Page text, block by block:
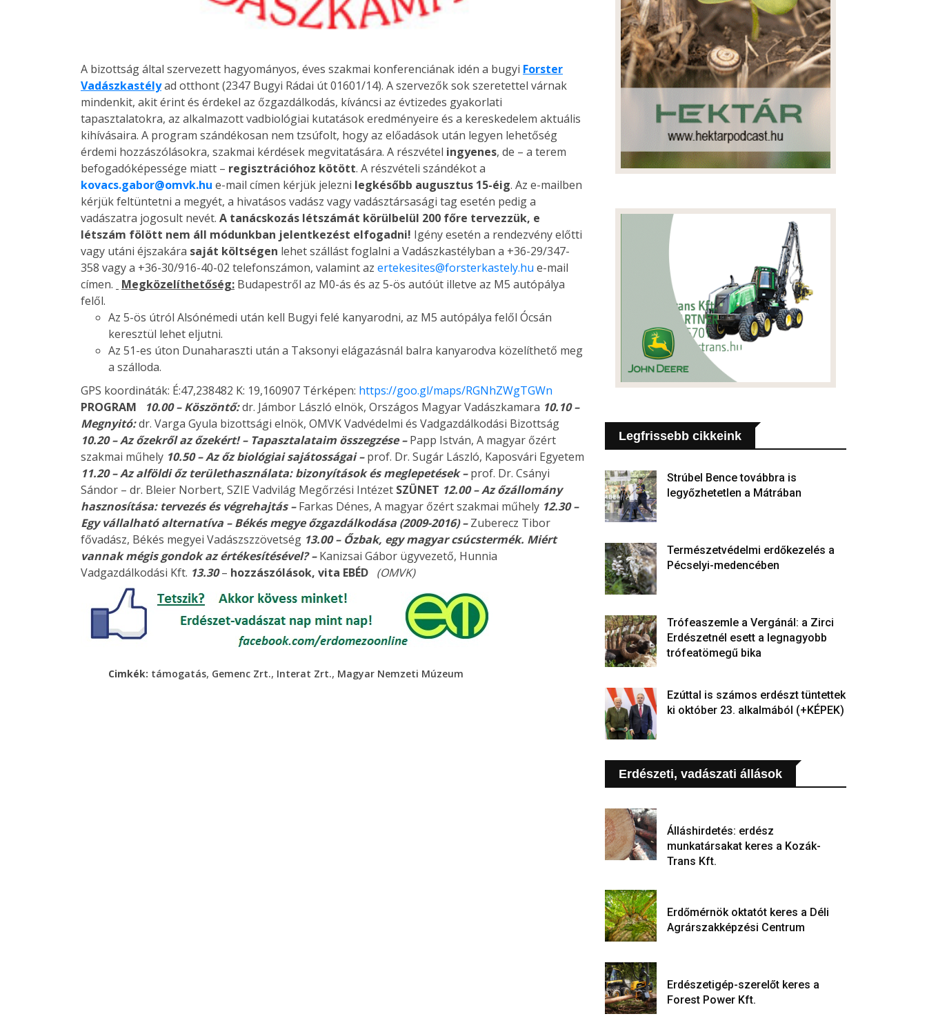
A bizottság által szervezett hagyományos, éves szakmai konferenciának idén a bugyi Forster
Vadászkastélyad otthont (2347 Bugyi Rádai út 01601/14). A szervezők sok szeretettel várnak
mindenkit, akit érint és érdekel az őzgazdálkodás, kíváncsi az évtizedes gyakorlati
tapasztalatokra, az alkalmazott vadbiológiai kutatások eredményeire és a kereskedelem aktuális
kihívásaira. A program szándékosan nem tzsúfolt, hogy az előadások után legyen lehetőség
érdemi hozzászólásokra, szakmai kérdések megvitatására. A részvétel ingyenes, de – a terem
befogadóképessége miatt – regisztrációhoz kötött. A részvételi szándékot a
kovacs.gabor@omvk.hu e-mail címen kérjük jelezni legkésőbb augusztus 15-éig. Az e-mailben
kérjük feltüntetni a megyét, a hivatásos vadász vagy vadásztársasági tag esetén pedig a
vadászatra jogosult nevét. A tanácskozás létszámát körülbelül 200 főre tervezzük, e
létszám fölött nem áll módunkban jelentkezést elfogadni! Igény esetén a rendezvény előtti
vagy utáni éjszakára saját költségen lehet szállást foglalni a Vadászkastélyban a +36-29/347-
358 vagy a +36-30/916-40-02 telefonszámon, valamint az ertekesites@forsterkastely.hu e-mail
címen.
Megközelíthetőség: Budapestről az M0-ás és az 5-ös autóút illetve az M5 autópálya
felől.
Az 5-ös útról Alsónémedi után kell Bugyi felé kanyarodni, az M5 autópálya felől Ócsán
keresztül lehet eljutni.
Az 51-es úton Dunaharaszti után a Taksonyi elágazásnál balra kanyarodva közelíthető meg
a szálloda.
GPS koordináták: É:47,238482 K: 19,160907 Térképen: https://goo.gl/maps/RGNhZWgTGWn
PROGRAM
10.00 – Köszöntő:dr. Jámbor László elnök, Országos Magyar Vadászkamara 10.10 –
Megnyitó:dr. Varga Gyula bizottsági elnök, OMVK Vadvédelmi és Vadgazdálkodási Bizottság
10.20 – Az őzekről az őzekért! – Tapasztalataim összegzése –Papp István, A magyar őzért
szakmai műhely 10.50 – Az őz biológiai sajátosságai –prof. Dr. Sugár László, Kaposvári Egyetem
11.20 – Az alföldi őz területhasználata: bizonyítások és meglepetések –prof. Dr. Csányi
Sándor – dr. Bleier Norbert, SZIE Vadvilág Megőrzési Intézet SZÜNET 12.00 – Az őzállomány
hasznosítása: tervezés és végrehajtás –Farkas Dénes, A magyar őzért szakmai műhely 12.30 –
Egy vállalható alternatíva – Békés megye őzgazdálkodása (2009-2016) –Zuberecz Tibor
fővadász, Békés megyei Vadászszzövetség 13.00 – Őzbak, egy magyar csúcstermék. Miért
vannak mégis gondok az értékesítésével? –Kanizsai Gábor ügyvezető, Hunnia
Vadgazdálkodási Kft. 13.30– hozzászólások, vita EBÉD (OMVK)
Cimkék: támogatás, Gemenc Zrt., Interat Zrt., Magyar Nemzeti Múzeum
Legfrissebb cikkeink
Strúbel Bence továbbra is
legyőzhetetlen a Mátrában
Természetvédelmi erdőkezelés a
Pécselyi-medencében
Trófeaszemle a Vergánál: a Zirci
Erdészetnél esett a legnagyobb
trófeatömegű bika
Ezúttal is számos erdészt tüntettek
ki október 23. alkalmából (+KÉPEK)
Erdészeti, vadászati állások
Álláshirdetés: erdész
munkatársakat keres a Kozák-
Trans Kft.
Erdőmérnök oktatót keres a Déli
Agrárszakképzési Centrum
Erdészetigép-szerelőt keres a
Forest Power Kft.